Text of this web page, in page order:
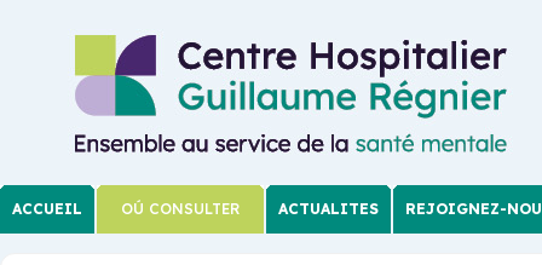
ACCUEIL OÚ CONSULTER ACTUALITES REJOIGNEZ-